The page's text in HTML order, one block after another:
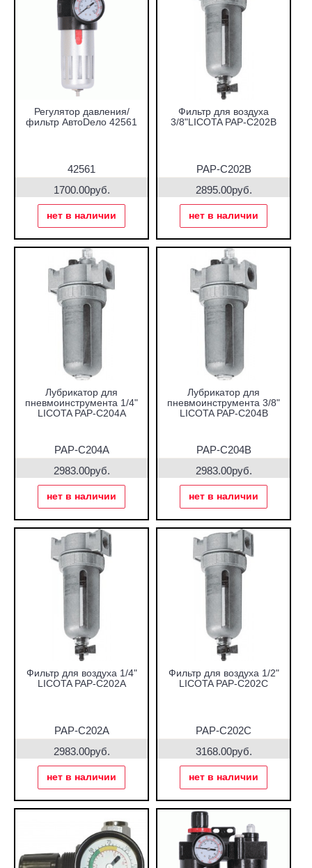
Регулятор давления/
фильтр АвтоDело 42561
42561
1700.00руб.
нет в наличии
Фильтр для воздуха
3/8"LICOTA PAP-C202B
PAP-C202B
2895.00руб.
нет в наличии
Лубрикатор для
пневмоинструмента 1/4"
LICOTA PAP-C204A
PAP-C204A
2983.00руб.
нет в наличии
Лубрикатор для
пневмоинструмента 3/8"
LICOTA PAP-C204B
PAP-C204B
2983.00руб.
нет в наличии
Фильтр для воздуха 1/4"
LICOTA PAP-C202A
PAP-C202A
2983.00руб.
нет в наличии
Фильтр для воздуха 1/2"
LICOTA PAP-C202C
PAP-C202C
3168.00руб.
нет в наличии